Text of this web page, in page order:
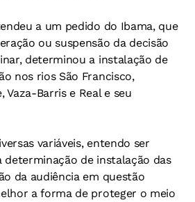
a um pedido do Ibama, que
ou suspensão da decisão
determinou a instalação de
nos rios São Francisco,
Vaza-Barris e Real e seu
variáveis, entendo ser
determinação de instalação das
da audiência em questão
a forma de proteger o meio